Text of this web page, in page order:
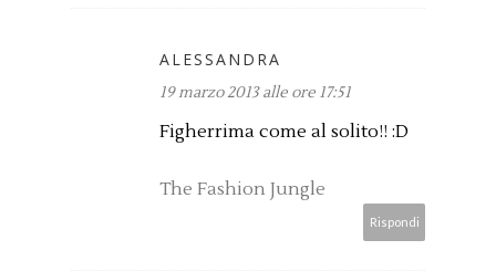
ALESSANDRA
19 marzo 2013 alle ore 17:51
Figherrima come al solito!! :D
The Fashion Jungle
Rispondi